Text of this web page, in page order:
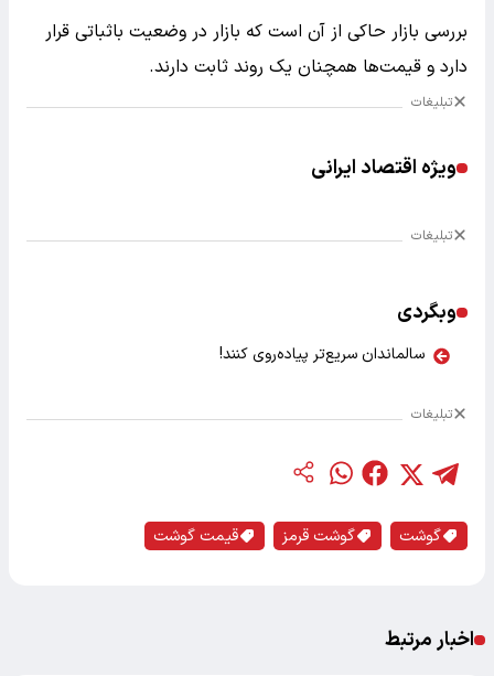
بررسی بازار حاکی از آن است که بازار در وضعیت باثباتی قرار
دارد و قیمت‌ها همچنان یک روند ثابت دارند.
تبلیغات
ویژه اقتصاد ایرانی
تبلیغات
وبگردی
سالماندان سریع‌تر پیاده‌روی کنند!
تبلیغات
گوشت گوشت قرمز قیمت گوشت
اخبار مرتبط